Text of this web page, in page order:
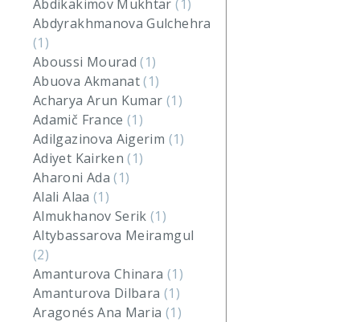
Abdikakimov Mukhtar(1)
Abdyrakhmanova Gulchehra
(1)
Aboussi Mourad(1)
Abuova Akmanat(1)
Acharya Arun Kumar (1)
Adamič France(1)
Adilgazinova Aigerim (1)
Adiyet Kairken(1)
Aharoni Ada(1)
Alali Alaa (1)
Almukhanov Serik(1)
Altybassarova Meiramgul
(2)
Amanturova Chinara (1)
Amanturova Dilbara (1)
Aragonés Ana Maria (1)